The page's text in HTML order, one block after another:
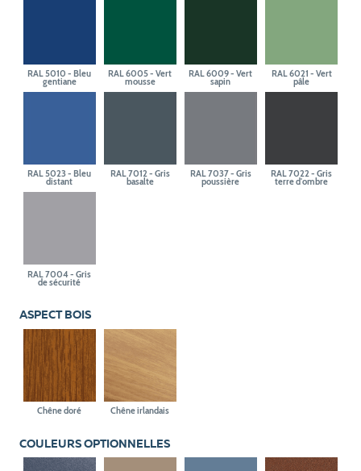
RAL 5010 - Bleu
gentiane
RAL 6005 - Vert
mousse
RAL 6009 - Vert
sapin
RAL 6021 - Vert
pâle
RAL 5023 - Bleu
distant
RAL 7012 - Gris
basalte
RAL 7037 - Gris
poussière
RAL 7022 - Gris
terre d'ombre
RAL 7004 - Gris
de sécurité
ASPECT BOIS
Chêne doré Chêne irlandais
COULEURS OPTIONNELLES